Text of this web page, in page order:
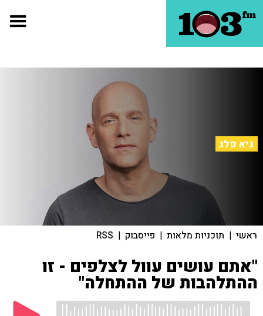
גיא פלג
ראשי | תוכניות מלאות | פייסבוק |
RSS
"אתם עושים עוול לצלפים - זו
ההתלהבות של ההתחלה"